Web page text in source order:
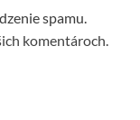
spamu.
komentároch.